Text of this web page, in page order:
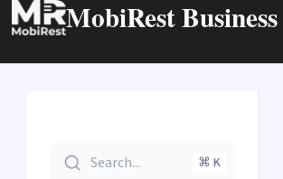
MobiRest Business
Search... ⌘ K